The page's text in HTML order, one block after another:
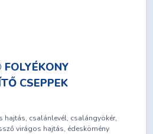
CSEPPEK
hajtás, csalánlevél, csalángyökér,
virágos hajtás, édeskömény